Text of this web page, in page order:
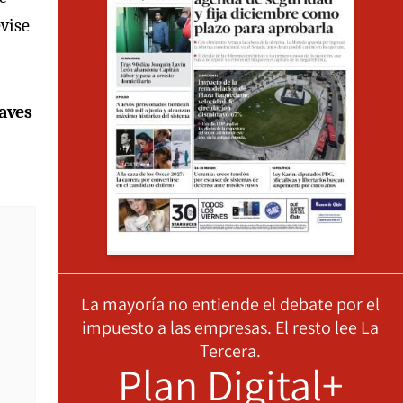
La mayoría no entiende el debate por el
impuesto a las empresas. El resto lee La
Tercera.
Plan Digital+